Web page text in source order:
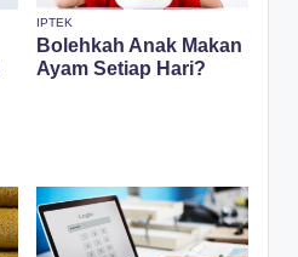
IPTEK
Bolehkah Anak Makan
Ayam Setiap Hari?